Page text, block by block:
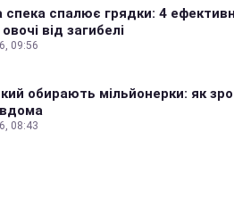
спалює грядки: 4
від загибелі
09:56
обирають мільйонерки: як
вдома
08:43